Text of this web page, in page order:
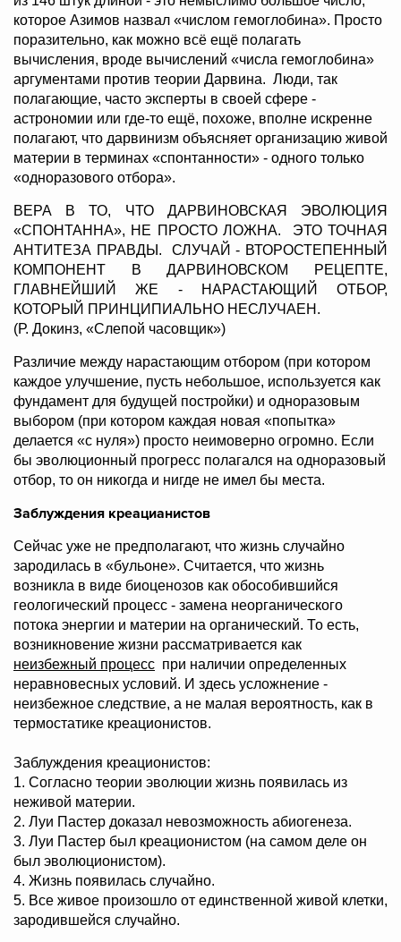
которое Азимов назвал «числом гемоглобина». Просто
поразительно, как можно всё ещё полагать
вычисления, вроде вычислений «числа гемоглобина»
аргументами против теории Дарвина. Люди, так
полагающие, часто эксперты в своей сфере -
астрономии или где-то ещё, похоже, вполне искренне
полагают, что дарвинизм объясняет организацию живой
материи в терминах «спонтанности» - одного только
«одноразового отбора».
ВЕРА В ТО, ЧТО ДАРВИНОВСКАЯ ЭВОЛЮЦИЯ
«СПОНТАННА», НЕ ПРОСТО ЛОЖНА. ЭТО ТОЧНАЯ
АНТИТЕЗА ПРАВДЫ. СЛУЧАЙ - ВТОРОСТЕПЕННЫЙ
КОМПОНЕНТ В ДАРВИНОВСКОМ РЕЦЕПТЕ,
ГЛАВНЕЙШИЙ ЖЕ - НАРАСТАЮЩИЙ ОТБОР,
КОТОРЫЙ ПРИНЦИПИАЛЬНО НЕСЛУЧАЕН.
(Р. Докинз, «Слепой часовщик»)
Различие между нарастающим отбором (при котором
каждое улучшение, пусть небольшое, используется как
фундамент для будущей постройки) и одноразовым
выбором (при котором каждая новая «попытка»
делается «с нуля») просто неимоверно огромно. Если
бы эволюционный прогресс полагался на одноразовый
отбор, то он никогда и нигде не имел бы места.
Заблуждения креацианистов
Сейчас уже не предполагают, что жизнь случайно
зародилась в «бульоне». Считается, что жизнь
возникла в виде биоценозов как обособившийся
геологический процесс - замена неорганического
потока энергии и материи на органический. То есть,
возникновение жизни рассматривается как
неизбежный процесс при наличии определенных
неравновесных условий. И здесь усложнение -
неизбежное следствие, а не малая вероятность, как в
термостатике креационистов.
Заблуждения креационистов:
1. Согласно теории эволюции жизнь появилась из
неживой материи.
2. Луи Пастер доказал невозможность абиогенеза.
3. Луи Пастер был креационистом (на самом деле он
был эволюционистом).
4. Жизнь появилась случайно.
5. Все живое произошло от единственной живой клетки,
зародившейся случайно.